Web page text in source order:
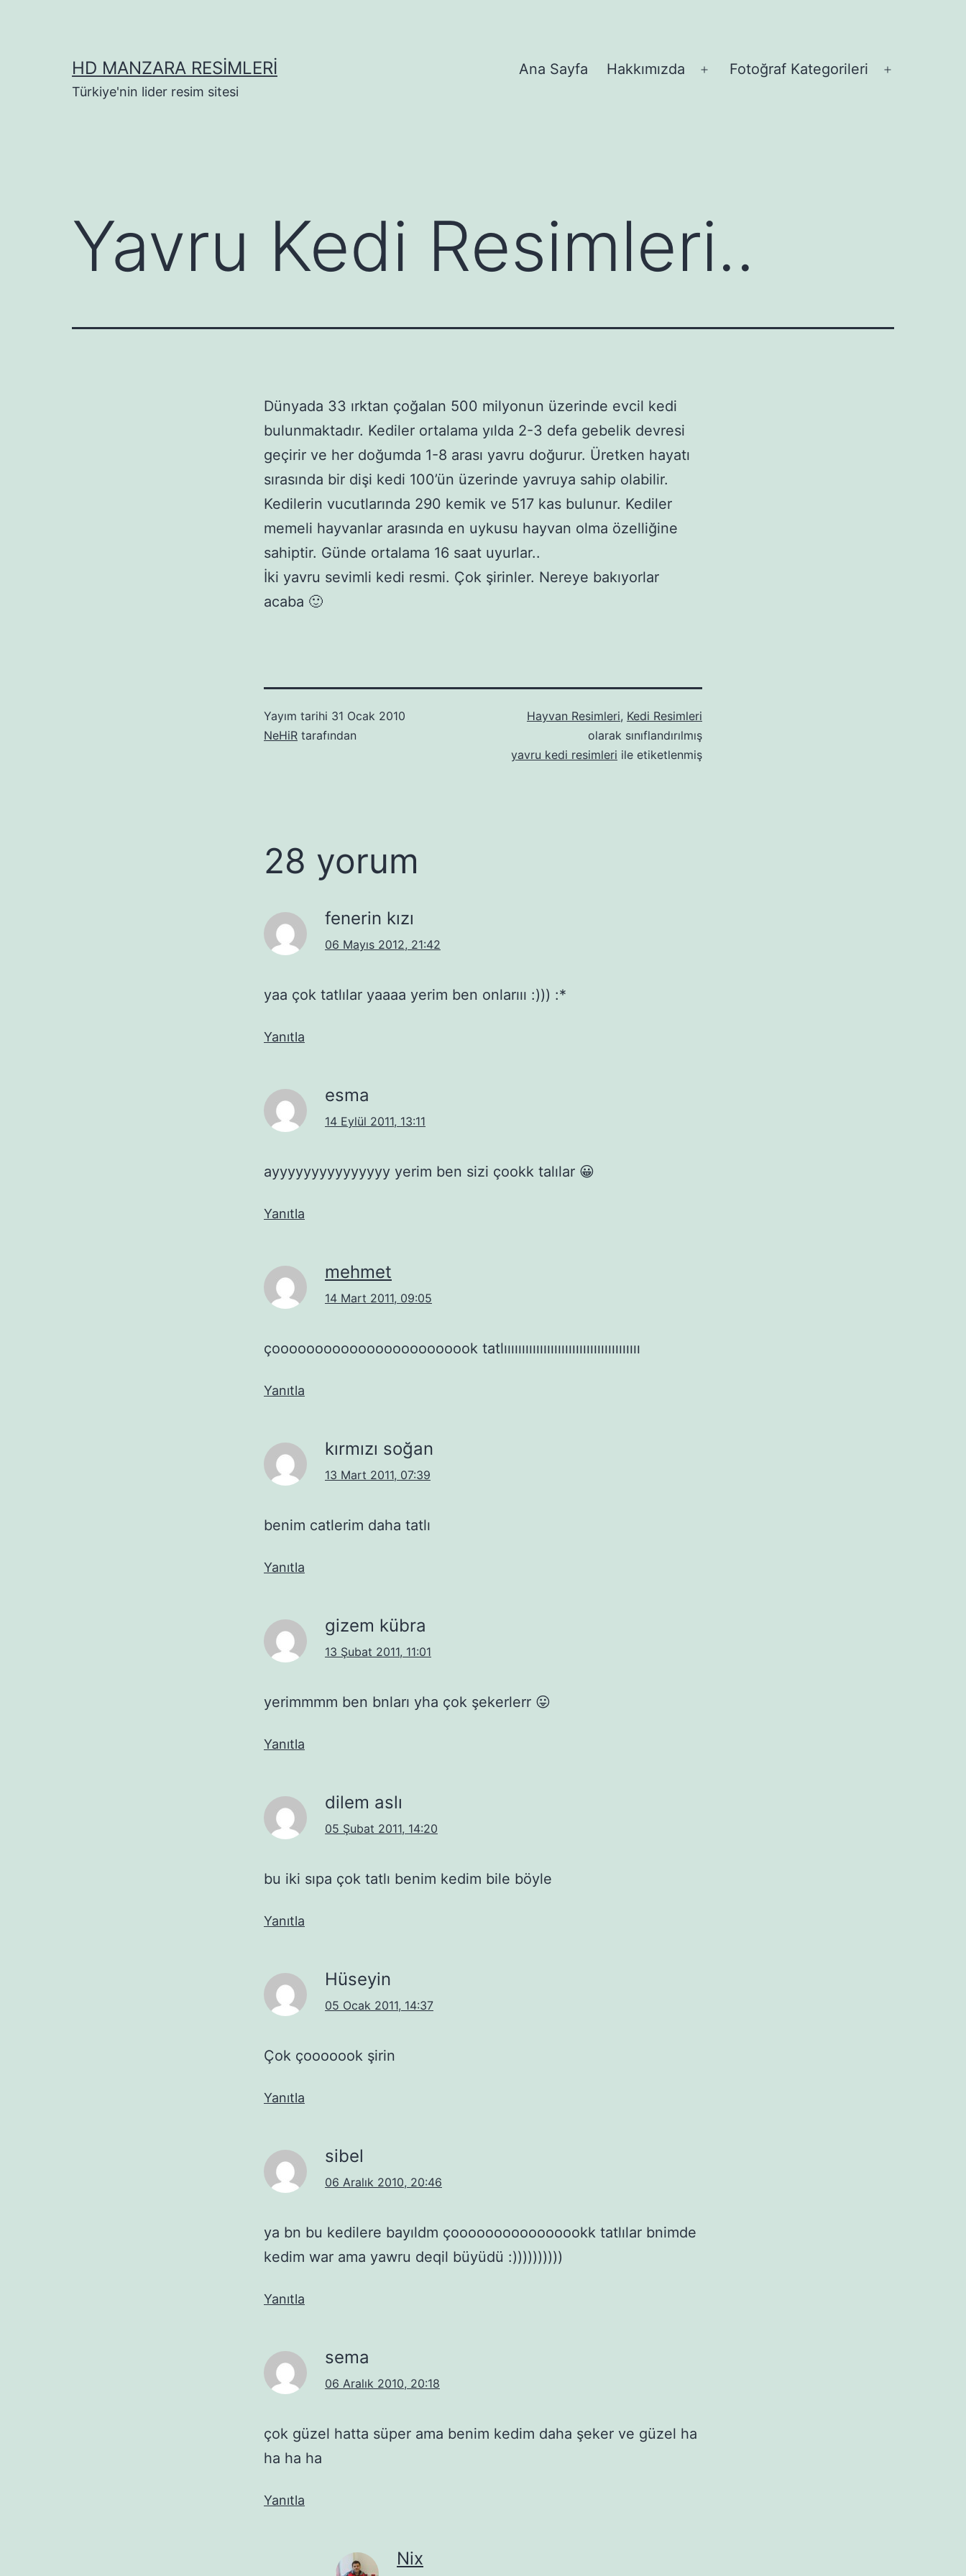
HD MANZARA RESIMLERI
Türkiye'nin lider resim sitesi
Ana Sayfa Hakkımızda
Menüyü
Fotoğraf Kategorileri
Yavru Kedi Resimleri..
Dünyada 33 ırktan çoğalan 500 milyonun üzerinde evcil kedi
bulunmaktadır. Kediler ortalama yılda 2-3 defa gebelik devresi
geçirir ve her doğumda 1-8 arası yavru doğurur. Üretken hayatı
sırasında bir dişi kedi 100’ün üzerinde yavruya sahip olabilir.
Kedilerin vucutlarında 290 kemik ve 517 kas bulunur. Kediler
memeli hayvanlar arasında en uykusu hayvan olma özelliğine
sahiptir. Günde ortalama 16 saat uyurlar..
İki yavru sevimli kedi resmi. Çok şirinler. Nereye bakıyorlar
acaba 🙂
Yayım tarihi 31 Ocak 2010
NeHiR tarafından
Hayvan Resimleri, Kedi Resimleri
olarak sınıflandırılmış
yavru kedi resimleri ile etiketlenmiş
28 yorum
fenerin kızı
06 Mayıs 2012, 21:42
yaa çok tatlılar yaaaa yerim ben onlarııı :))) :*
Yanıtla
esma
14 Eylül 2011, 13:11
ayyyyyyyyyyyyyyy yerim ben sizi çookk talılar 😀
Yanıtla
mehmet
14 Mart 2011, 09:05
çoooooooooooooooooooooook tatlıııııııııııııııııııııııııııııııııııııı
Yanıtla
kırmızı soğan
13 Mart 2011, 07:39
benim catlerim daha tatlı
Yanıtla
gizem kübra
13 Şubat 2011, 11:01
yerimmmm ben bnları yha çok şekerlerr 😛
Yanıtla
dilem aslı
05 Şubat 2011, 14:20
bu iki sıpa çok tatlı benim kedim bile böyle
Yanıtla
Hüseyin
05 Ocak 2011, 14:37
Çok çooooook şirin
Yanıtla
sibel
06 Aralık 2010, 20:46
ya bn bu kedilere bayıldm çoooooooooooooookk tatlılar bnimde
kedim war ama yawru deqil büyüdü :))))))))))
Yanıtla
sema
06 Aralık 2010, 20:18
çok güzel hatta süper ama benim kedim daha şeker ve güzel ha
ha ha ha
Yanıtla
Nix